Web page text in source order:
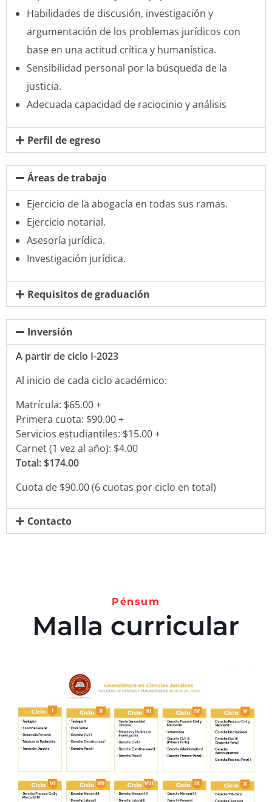
Habilidades de discusión, investigación y
argumentación de los problemas jurídicos con
base en una actitud crítica y humanística.
Sensibilidad personal por la búsqueda de la
justicia.
Adecuada capacidad de raciocinio y análisis
Perfil de egreso
Áreas de trabajo
Ejercicio de la abogacía en todas sus ramas.
Ejercicio notarial.
Asesoría jurídica.
Investigación jurídica.
Requisitos de graduación
Inversión
A partir de ciclo I-2023
Al inicio de cada ciclo académico:
Matrícula: $65.00 +
Primera cuota: $90.00 +
Servicios estudiantiles: $15.00 +
Carnet (1 vez al año): $4.00
Total: $174.00
Cuota de $90.00 (6 cuotas por ciclo en total)
Contacto
Pénsum
Malla curricular